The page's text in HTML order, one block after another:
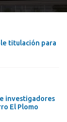
titulación para
investigadores
El Plomo